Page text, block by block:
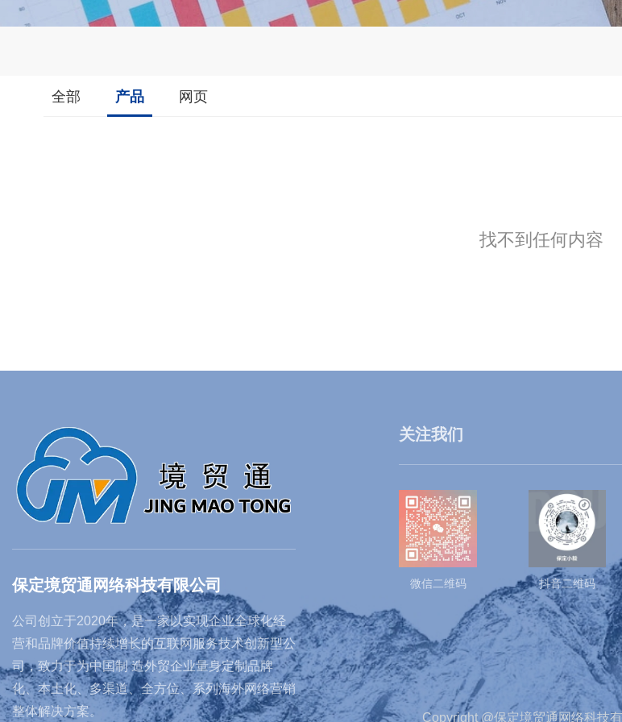
全部 产品 网页
找不到任何内容
保定境贸通网络科技有限公司
公司创立于2020年，是一家以实现企业全球化经
营和品牌价值持续增长的互联网服务技术创新型公
司，致力于为中国制 造外贸企业量身定制品牌
化、本土化、多渠道、全方位、系列海外网络营销
整体解决方案。
关注我们
微信二维码 抖音二维码
Copyright @保定境贸通网络科技